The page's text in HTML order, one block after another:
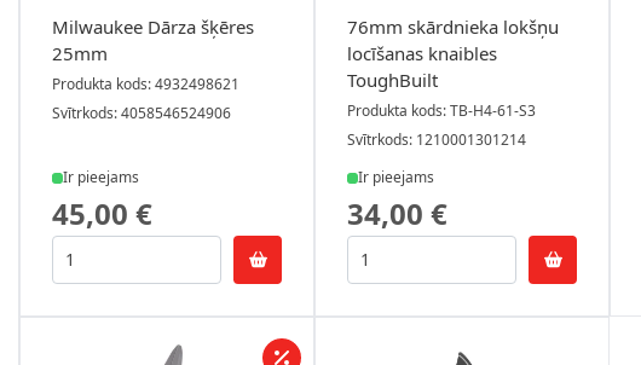
Milwaukee Dārza šķēres
25mm
Produkta kods: 4932498621
Svītrkods: 4058546524906
Ir pieejams
45,00 €
76mm skārdnieka lokšņu
locīšanas knaibles
ToughBuilt
Produkta kods: TB-H4-61-S3
Svītrkods: 1210001301214
Ir pieejams
34,00 €